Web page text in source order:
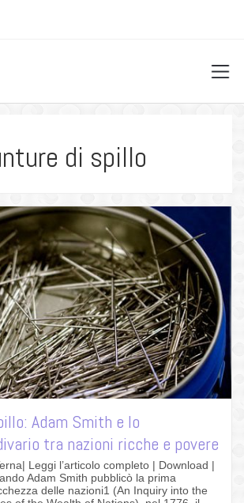
di spillo
Adam Smith e lo
tra nazioni ricche e povere
Leggi l’articolo completo | Download |
Adam Smith pubblicò la prima
delle nazioni1 (An Inquiry into the